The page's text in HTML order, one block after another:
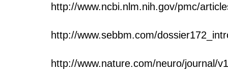
http://www.ncbi.nlm.nih.gov/pmc/
http://www.sebbm.com/
http://www.nature.com/neuro/journal/